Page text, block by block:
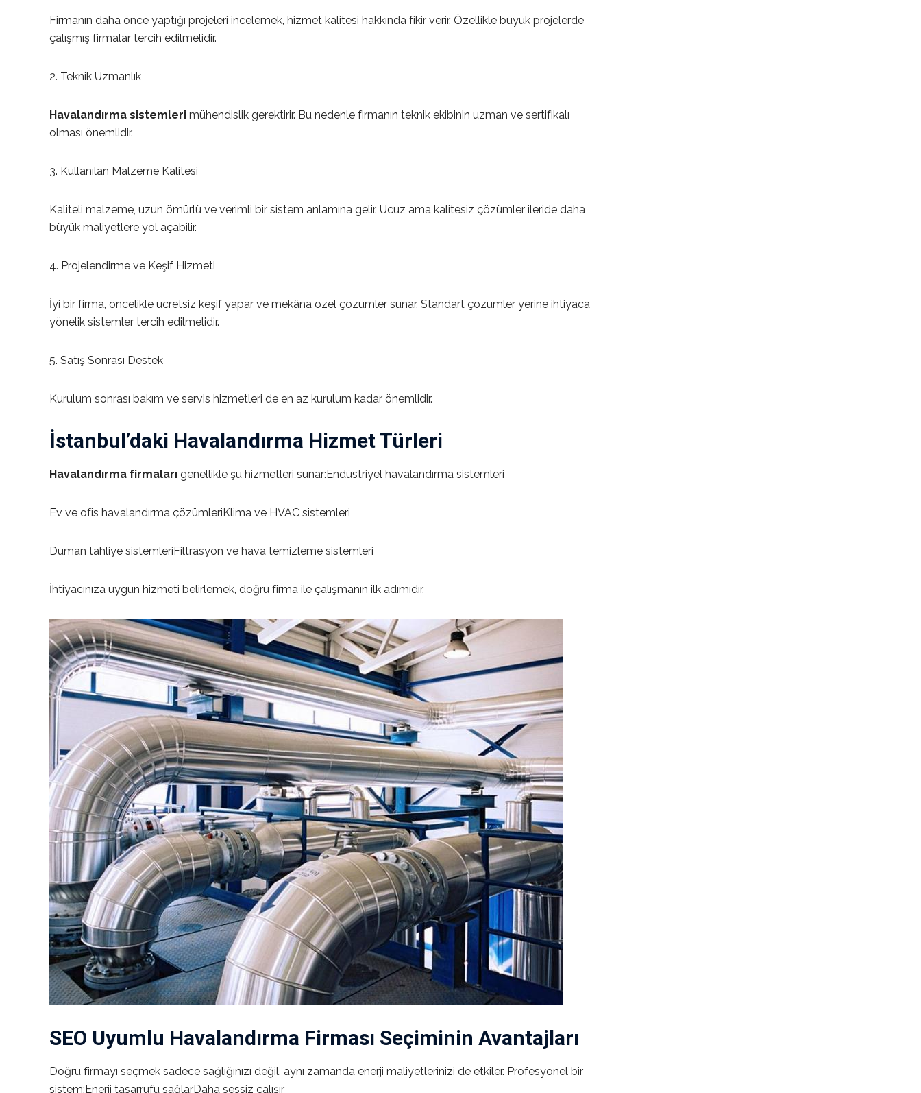
Firmanın daha önce yaptığı projeleri incelemek, hizmet kalitesi hakkında fikir verir. Özellikle büyük projelerde
çalışmış firmalar tercih edilmelidir.
2. Teknik Uzmanlık
Havalandırma sistemleri mühendislik gerektirir. Bu nedenle firmanın teknik ekibinin uzman ve sertifikalı
olması önemlidir.
3. Kullanılan Malzeme Kalitesi
Kaliteli malzeme, uzun ömürlü ve verimli bir sistem anlamına gelir. Ucuz ama kalitesiz çözümler ileride daha
büyük maliyetlere yol açabilir.
4. Projelendirme ve Keşif Hizmeti
İyi bir firma, öncelikle ücretsiz keşif yapar ve mekâna özel çözümler sunar. Standart çözümler yerine ihtiyaca
yönelik sistemler tercih edilmelidir.
5. Satış Sonrası Destek
Kurulum sonrası bakım ve servis hizmetleri de en az kurulum kadar önemlidir.
İstanbul’daki Havalandırma Hizmet Türleri
Havalandırma firmaları genellikle şu hizmetleri sunar:Endüstriyel havalandırma sistemleri
Ev ve ofis havalandırma çözümleriKlima ve HVAC sistemleri
Duman tahliye sistemleriFiltrasyon ve hava temizleme sistemleri
İhtiyacınıza uygun hizmeti belirlemek, doğru firma ile çalışmanın ilk adımıdır.
SEO Uyumlu Havalandırma Firması Seçiminin Avantajları
Doğru firmayı seçmek sadece sağlığınızı değil, aynı zamanda enerji maliyetlerinizi de etkiler. Profesyonel bir
sistem:Enerji tasarrufu sağlarDaha sessiz çalışır